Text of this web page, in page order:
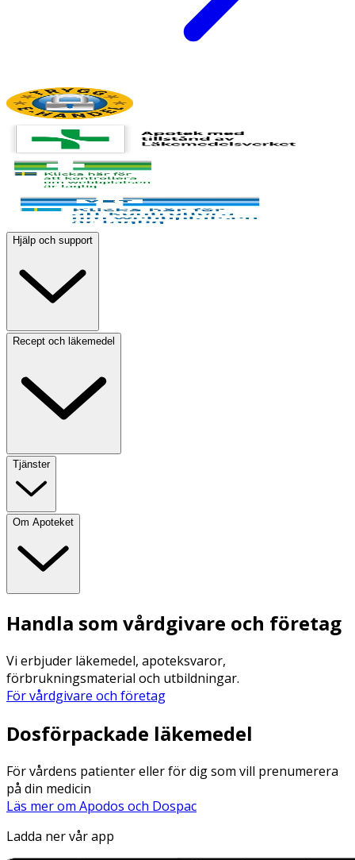
Hjälp och support
Recept och läkemedel
Tjänster
Om Apoteket
Handla som vårdgivare och företag
Vi erbjuder läkemedel, apoteksvaror,
förbrukningsmaterial och utbildningar.
För vårdgivare och företag
Dosförpackade läkemedel
För vårdens patienter eller för dig som vill prenumerera
på din medicin
Läs mer om Apodos och Dospac
Ladda ner vår app